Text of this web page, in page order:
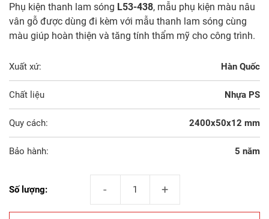
Phụ kiện thanh lam sóng L53-438, mẫu phụ kiện màu nâu
vân gỗ được dùng đi kèm với mẫu thanh lam sóng cùng
màu giúp hoàn thiện và tăng tính thẩm mỹ cho công trình.
Xuất xứ: Hàn Quốc
Chất liệu Nhựa PS
Quy cách: 2400x50x12 mm
Bảo hành: 5 năm
Số lượng: